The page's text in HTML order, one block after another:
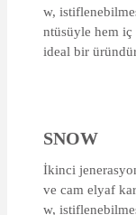
w,
ntüsüyle hem iç
ideal bir
SNOW
İkinci
ve cam elyaf
w,